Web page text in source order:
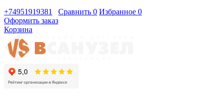
+74951919381
Сравнить 0 Избранное 0
Оформить заказ
Корзина